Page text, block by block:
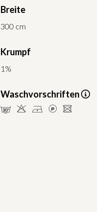
Breite
300 cm
Krumpf
1%
Waschvorschriften
mHDLU